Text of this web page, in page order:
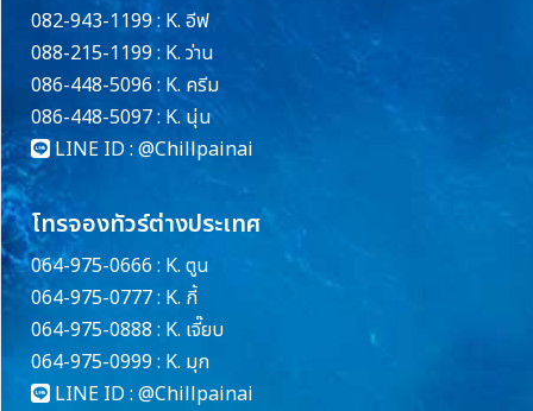
082-943-1199 : K. อีฟ
088-215-1199 : K. ว่าน
086-448-5096 : K. ครีม
086-448-5097 : K. นุ่น
LINE ID : @Chillpainai
โทรจองทัวร์ต่างประเทศ
064-975-0666 : K. ตูน
064-975-0777 : K. กี้
064-975-0888 : K. เจี๊ยบ
064-975-0999 : K. มุก
LINE ID : @Chillpainai